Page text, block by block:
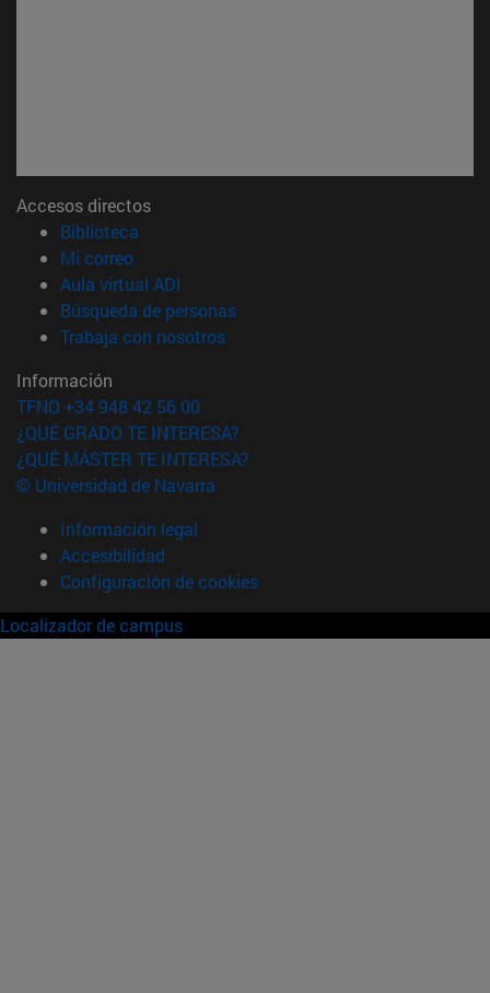
Accesos directos
Biblioteca
Mi correo(abre en nueva ventana)
Aula virtual ADI
Búsqueda de personas(abre en nueva ventana)
Trabaja con nosotros(abre en nueva ventana)
Información
TFNO +34 948 42 56 00
¿QUÉ GRADO TE INTERESA?
¿QUÉ MÁSTER TE INTERESA?
© Universidad de Navarra
Información legal
Accesibilidad
Configuración de cookies
Localizador de campus